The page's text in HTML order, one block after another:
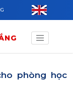
phòng học